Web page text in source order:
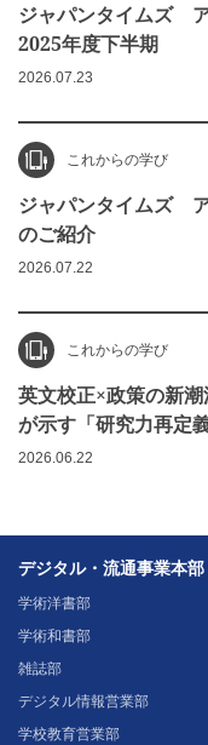
ジャパンタイムズ
2025年度下半期
2026.07.23
これからの学び
ジャパンタイムズ
のご紹介
2026.07.22
これからの学び
英文校正×政策の新
が示す「研究力再定
2026.06.22
デジタル・流通事業本部
学術洋書部
学術和書部
雑誌部
デジタル情報営業部
学校教育営業部